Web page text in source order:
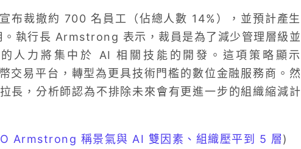
布裁撤約 700 名員工（佔總人數 14%），並預計產生
執行長 Armstrong 表示，裁員是為了減少管理層級並
人力將集中於 AI 相關技能的開發。這項策略顯示
交易平台，轉型為更具技術門檻的數位金融服務商。然
長，分析師認為不排除未來會有更進一步的組織縮減計
Armstrong 稱景氣與 AI 雙因素、組織壓平到 5 層)